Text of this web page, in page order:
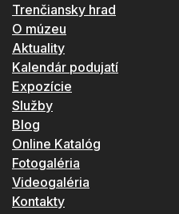
Trenčiansky hrad
O múzeu
Aktuality
Kalendár podujatí
Expozície
Služby
Blog
Online Katalóg
Fotogaléria
Videogaléria
Kontakty